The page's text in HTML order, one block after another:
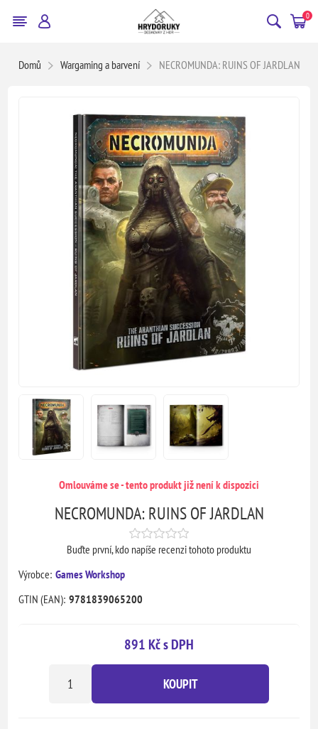
0
Domů Wargaming a barvení NECROMUNDA: RUINS OF JARDLAN
Omlouváme se - tento produkt již není k dispozici
NECROMUNDA: RUINS OF JARDLAN
Buďte první, kdo napíše recenzi tohoto produktu
Výrobce: Games Workshop
GTIN (EAN): 9781839065200
891 Kč s DPH
KOUPIT